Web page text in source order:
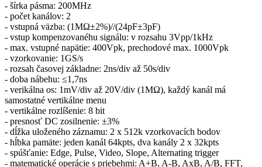
- šírka pásma: 200MHz
- počet kanálov: 2
- vstupná väzba: (1MΩ±2%)//(24pF±3pF)
- vstup kompenzovanéhu signálu: v rozsahu 3Vpp/1kHz
- max. vstupné napätie: 400Vpk, prechodové max. 1000Vpk
- vzorkovanie: 1GS/s
- rozsah časovej základne: 2ns/div až 50s/div
- doba nábehu: ≤1,7ns
- verikálna os: 1mV/div až 20V/div (1MΩ), každý kanál má
samostatné vertikálne menu
- vertikálne rozlíšenie: 8 bit
- presnosť DC zosilnenie: ±3%
- dĺžka uloženého záznamu: 2 x 512k vzorkovacích bodov
- hĺbka pamäte: jeden kanál 64kpts, dva kanály 2 x 32kpts
- spúšťanie: Edge, Pulse, Video, Slope, Alternating trigger
- matematické operácie s priebehmi: A+B, A-B, AxB, A/B, FFT,